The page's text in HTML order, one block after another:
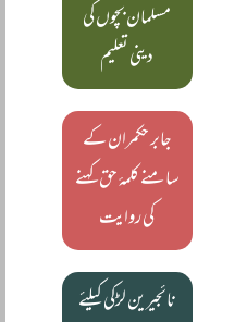
مسلمان بچوں کی
دینی تعلیم
جابر حکمران کے
سامنے کلمۂ حق کہنے
کی روایت
نائجیرین لڑکی کیلئے